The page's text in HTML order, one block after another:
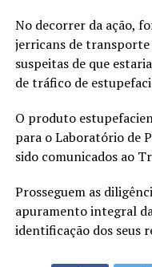
No decorrer da ação,
jerricans de
suspeitas de que
de tráfico de
O produto
para o Laboratório de
sido comunicados ao
Prosseguem as
apuramento integral
identificação dos seus